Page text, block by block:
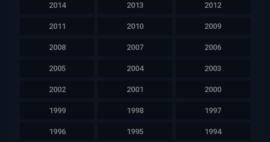
2014 2013 2012
2011 2010 2009
2008 2007 2006
2005 2004 2003
2002 2001 2000
1999 1998 1997
1996 1995 1994